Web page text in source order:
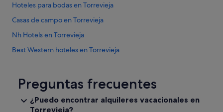
Hoteles para bodas en Torrevieja
Casas de campo en Torrevieja
Nh Hotels en Torrevieja
Best Western hoteles en Torrevieja
Hoteles cerca de Plaza de Oriente
Hoteles boutique en Torrevieja
Preguntas frecuentes
¿Puedo encontrar alquileres vacacionales en
Torrevieja?